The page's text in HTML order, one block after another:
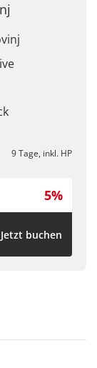
9 Tage, inkl. HP
5%
Jetzt buchen